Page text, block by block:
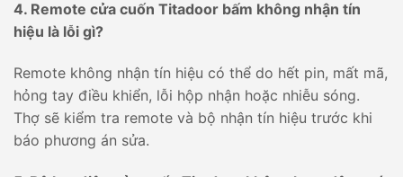
4. Remote cửa cuốn Titadoor bấm không nhận tín
hiệu là lỗi gì?
Remote không nhận tín hiệu có thể do hết pin, mất mã,
hỏng tay điều khiển, lỗi hộp nhận hoặc nhiễu sóng.
Thợ sẽ kiểm tra remote và bộ nhận tín hiệu trước khi
báo phương án sửa.